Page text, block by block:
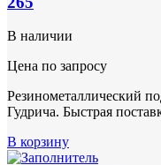
В наличии
Цена по запросу
Резинометаллический
Гудрича. Быстрая
В корзину